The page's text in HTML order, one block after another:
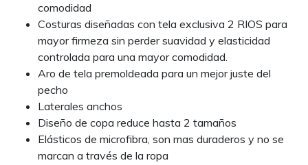
comodidad
Costuras diseñadas con tela exclusiva 2 RIOS para
mayor firmeza sin perder suavidad y elasticidad
controlada para una mayor comodidad.
Aro de tela premoldeada para un mejor juste del
pecho
Laterales anchos
Diseño de copa reduce hasta 2 tamaños
Elásticos de microfibra, son mas duraderos y no se
marcan a través de la ropa